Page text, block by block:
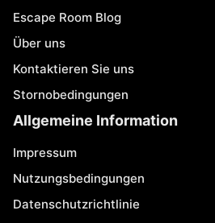
Escape Room Blog
Über uns
Kontaktieren Sie uns
Stornobedingungen
Allgemeine Information
Impressum
Nutzungsbedingungen
Datenschutzrichtlinie